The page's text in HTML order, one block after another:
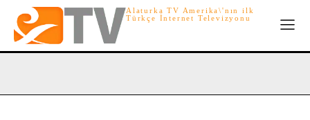
Alaturka TV Amerika\'nın ilk
Türkçe İnternet Televizyonu